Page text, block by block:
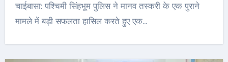
चाईबासा: पश्चिमी सिंहभूम पुलिस ने मानव तस्करी के एक पुराने
मामले में बड़ी सफलता हासिल करते हुए एक…